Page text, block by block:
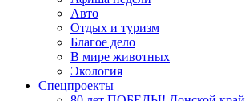
Авто
Отдых и туризм
Благое дело
В мире животных
Экология
Спецпроекты